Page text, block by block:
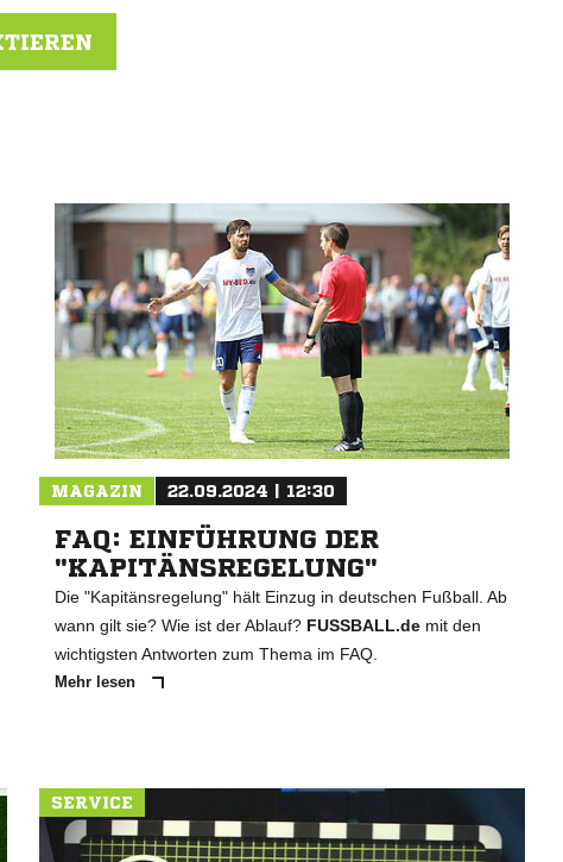
MAGAZIN 22.09.2024 | 12:30
FAQ: EINFÜHRUNG DER
"KAPITÄNSREGELUNG"
Die "Kapitänsregelung" hält Einzug in deutschen Fußball. Ab
wann gilt sie? Wie ist der Ablauf? FUSSBALL.de mit den
wichtigsten Antworten zum Thema im FAQ.
Mehr lesen
SERVICE